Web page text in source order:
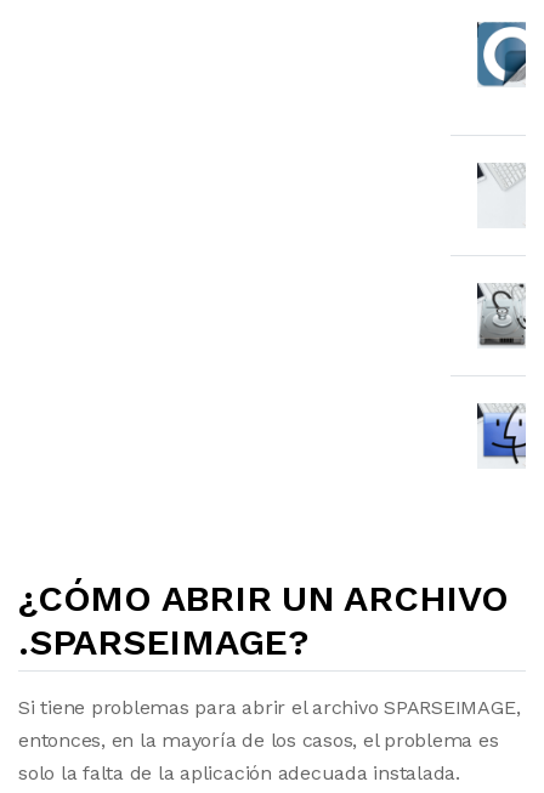
¿CÓMO ABRIR UN ARCHIVO
.SPARSEIMAGE?
Si tiene problemas para abrir el archivo SPARSEIMAGE,
entonces, en la mayoría de los casos, el problema es
solo la falta de la aplicación adecuada instalada.